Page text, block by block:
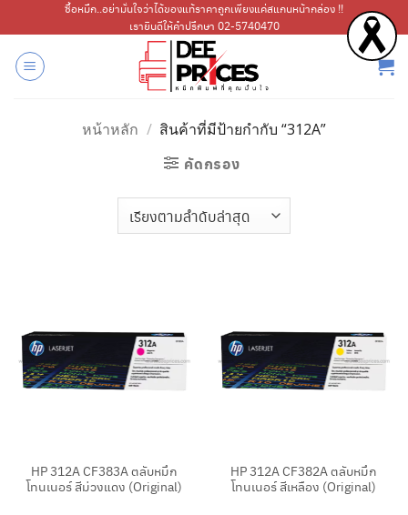
ไป
เนื้อหา
ซื้อหมึก..อย่ามั่นใจว่าได้ของแท้ราคาถูกเพียงแค่สแกนหน้ากล่อง !!
เรายินดีให้คำปรึกษา 02-5740470
หน้าหลัก / สินค้าที่มีป้ายกำกับ “312A”
คัดกรอง
HP 312A CF383A ตลับหมึก
โทนเนอร์ สีม่วงแดง (Original)
HP 312A CF382A ตลับหมึก
โทนเนอร์ สีเหลือง (Original)